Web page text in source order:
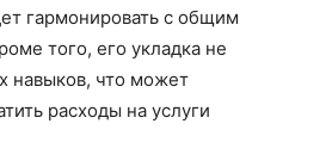
гармонировать с общим
того, его укладка не
навыков, что может
расходы на услуги